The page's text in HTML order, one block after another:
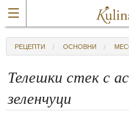
РЕЦЕПТИ ОСНОВНИ
Телешки стек с
зеленчуци